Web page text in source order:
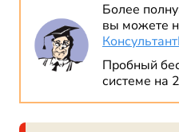
Более
вы можете
Пробный
системе на